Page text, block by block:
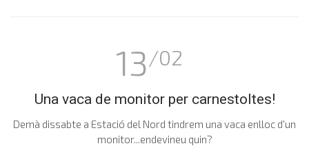
13/02
Una vaca de monitor per carnestoltes!
Demà dissabte a Estació del Nord tindrem una vaca enlloc d'un
monitor...endevineu quin?